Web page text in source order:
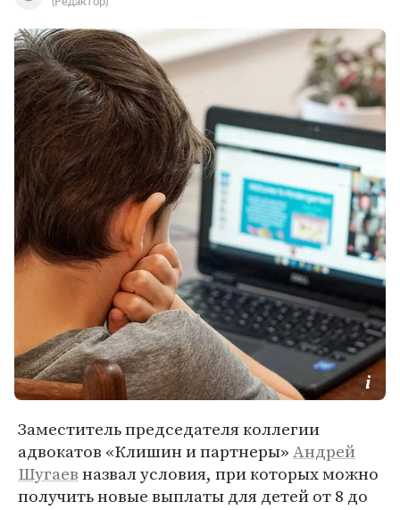
Заместитель председателя коллегии
адвокатов «Клишин и партнеры»Андрей
Шугаевназвал условия, при которых можно
получить новые выплаты для детей от 8 до